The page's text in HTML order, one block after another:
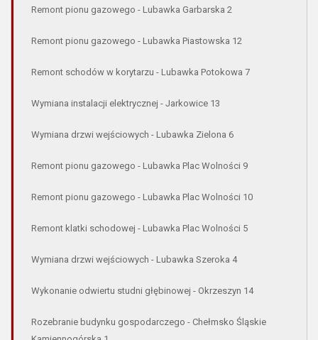
Remont pionu gazowego - Lubawka Garbarska 2
Remont pionu gazowego - Lubawka Piastowska 12
Remont schodów w korytarzu - Lubawka Potokowa 7
Wymiana instalacji elektrycznej - Jarkowice 13
Wymiana drzwi wejściowych - Lubawka Zielona 6
Remont pionu gazowego - Lubawka Plac Wolności 9
Remont pionu gazowego - Lubawka Plac Wolności 10
Remont klatki schodowej - Lubawka Plac Wolności 5
Wymiana drzwi wejściowych - Lubawka Szeroka 4
Wykonanie odwiertu studni głębinowej - Okrzeszyn 14
Rozebranie budynku gospodarczego - Chełmsko Śląskie